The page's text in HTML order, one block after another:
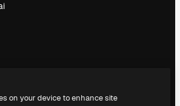
on your device to enhance site